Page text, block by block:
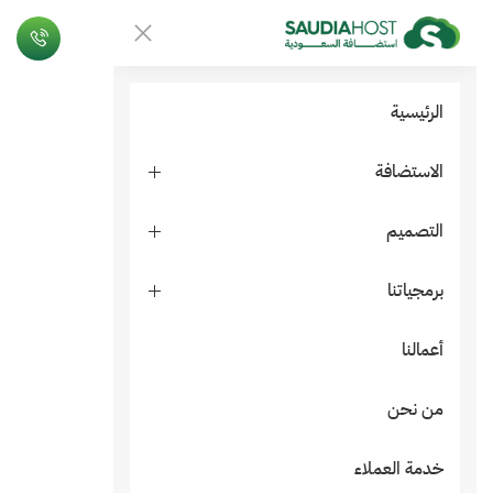
الرئيسية
الاستضافة
التصميم
برمجياتنا
أعمالنا
من نحن
خدمة العملاء